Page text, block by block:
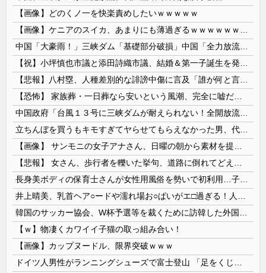
【画像】どのくノ一を快楽責めしたいｗｗｗｗｗ
【ｗ】物凄くカワイイ子猫の取っ組み合い！
【画像】カップヌードル、限界突破ｗｗｗ